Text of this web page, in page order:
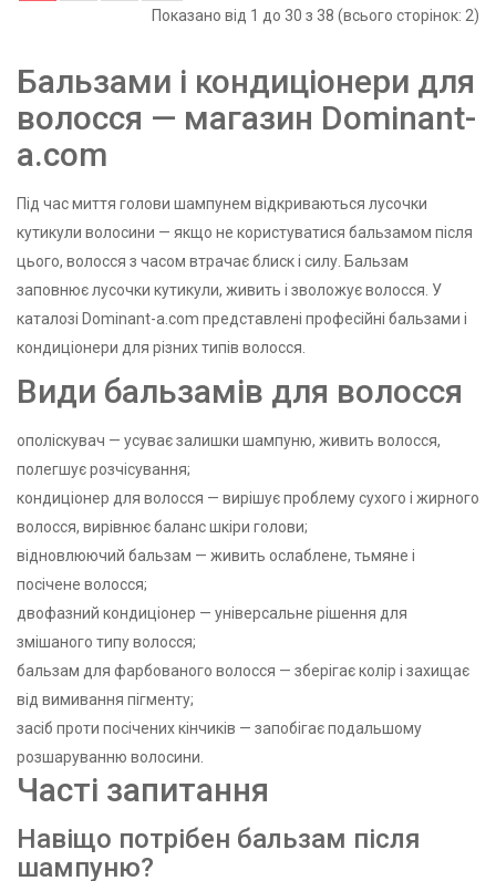
Показано від 1 до 30 з 38 (всього сторінок: 2)
Бальзами і кондиціонери для
волосся — магазин Dominant-
a.com
Під час миття голови шампунем відкриваються лусочки
кутикули волосини — якщо не користуватися бальзамом після
цього, волосся з часом втрачає блиск і силу. Бальзам
заповнює лусочки кутикули, живить і зволожує волосся. У
каталозі Dominant-a.com представлені професійні бальзами і
кондиціонери для різних типів волосся.
Види бальзамів для волосся
ополіскувач — усуває залишки шампуню, живить волосся,
полегшує розчісування;
кондиціонер для волосся — вирішує проблему сухого і жирного
волосся, вирівнює баланс шкіри голови;
відновлюючий бальзам — живить ослаблене, тьмяне і
посічене волосся;
двофазний кондиціонер — універсальне рішення для
змішаного типу волосся;
бальзам для фарбованого волосся — зберігає колір і захищає
від вимивання пігменту;
засіб проти посічених кінчиків — запобігає подальшому
розшаруванню волосини.
Часті запитання
Навіщо потрібен бальзам після
шампуню?